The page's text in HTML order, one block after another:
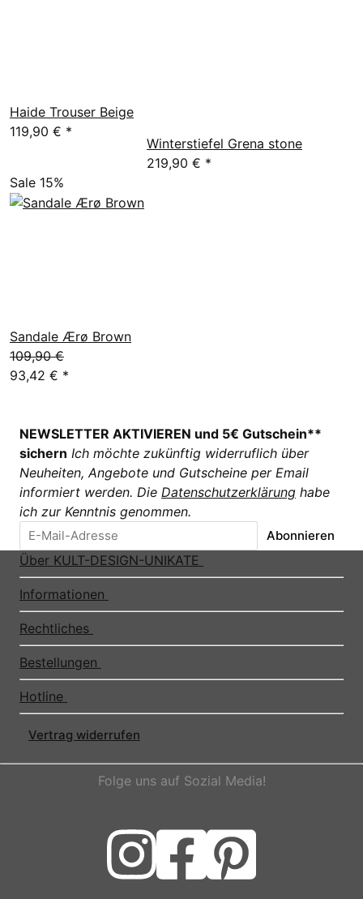
Haide Trouser Beige
119,90 € *
Winterstiefel Grena stone
219,90 € *
Sale 15%
Sandale Ærø Brown
109,90 €
93,42 € *
NEWSLETTER AKTIVIEREN und 5€ Gutschein**
sichern Ich möchte zukünftig widerruflich über
Neuheiten, Angebote und Gutscheine per Email
informiert werden. Die Datenschutzerklärung habe
ich zur Kenntnis genommen.
Abonnieren
Über KULT-DESIGN-UNIKATE
Informationen
Rechtliches
Bestellungen
Hotline
Vertrag widerrufen
Folge uns auf Sozial Media!